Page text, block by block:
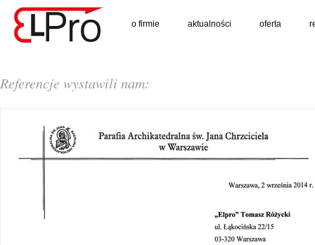
o firmie aktualności oferta
Referencje wystawili nam: